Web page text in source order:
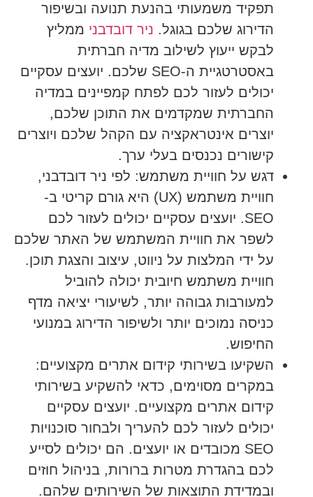
תפקיד משמעותי בהנעת תנועה ובשיפור
הדירוג שלכם בגוגל.ניר דובדבניממליץ
לבקש ייעוץ לשילוב מדיה חברתית
באסטרטגיית ה-SEO שלכם. יועצים עסקיים
יכולים לעזור לכם לפתח קמפיינים במדיה
החברתית שמקדמים את התוכן שלכם,
יוצרים אינטראקציה עם הקהל שלכם ויוצרים
קישורים נכנסים בעלי ערך.
דגש על חוויית משתמש:לפי ניר דובדבני,
חוויית משתמש (UX) היא גורם קריטי ב-
SEO. יועצים עסקיים יכולים לעזור לכם
לשפר את חוויית המשתמש של האתר שלכם
על ידי המלצות על ניווט, עיצוב והצגת תוכן.
חוויית משתמש חיובית יכולה להוביל
למעורבות גבוהה יותר, לשיעורי יציאה מדף
כניסה נמוכים יותר ולשיפור הדירוג במנועי
החיפוש.
השקיעו בשירותי קידום אתרים מקצועיים:
במקרים מסוימים, כדאי להשקיע בשירותי
קידום אתרים מקצועיים. יועצים עסקיים
יכולים לעזור לכם להעריך ולבחור סוכנויות
SEO מכובדים או יועצים. הם יכולים לסייע
לכם בהגדרת מטרות ברורות, בניהול חוזים
ובמדידת התוצאות של השירותים שלהם.